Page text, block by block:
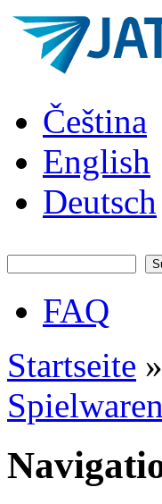
Direkt zum Inhalt
systems -
elektronika
pro RC
modely
Čeština
English
Deutsch
Hauptmenü
FAQ
Sie sind hier
Startseite »